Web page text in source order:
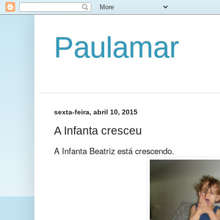
Paulamar
sexta-feira, abril 10, 2015
A Infanta cresceu
A Infanta Beatriz está crescendo.